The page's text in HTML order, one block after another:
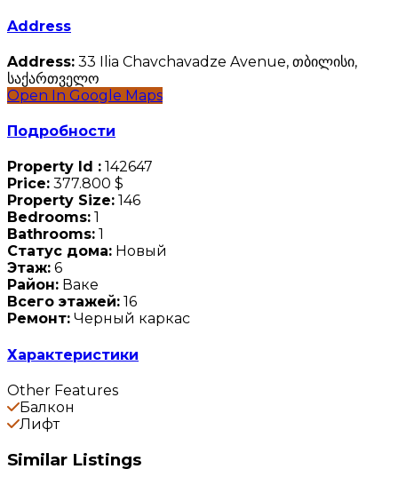
Address
Address: 33 Ilia Chavchavadze Avenue, თბილისი,
საქართველო
Open In Google Maps
Подробности
Property Id : 142647
Price: 377.800 $
Property Size: 146
Bedrooms: 1
Bathrooms: 1
Статус дома: Новый
Этаж: 6
Район: Ваке
Всего этажей: 16
Ремонт: Черный каркас
Характеристики
Other Features
Балкон
Лифт
Similar Listings